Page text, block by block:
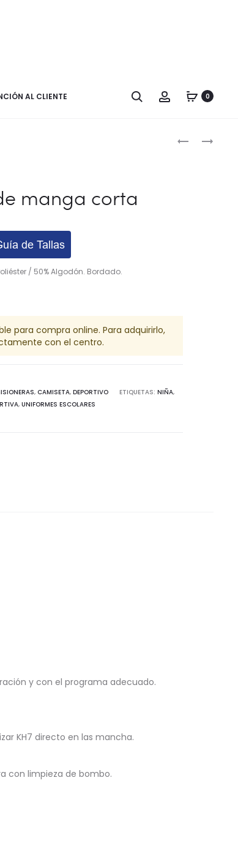
AL CLIENTE Buscar Cuenta 0
CAMISETA
CAMISETA
manga corta
de Tallas
/ 50% Algodón. Bordado.
para compra online. Para adquirirlo,
con el centro.
, CAMISETA, DEPORTIVO ETIQUETAS: NIÑA,
, UNIFORMES ESCOLARES
y con el programa adecuado.
KH7 directo en las mancha.
con limpieza de bombo.